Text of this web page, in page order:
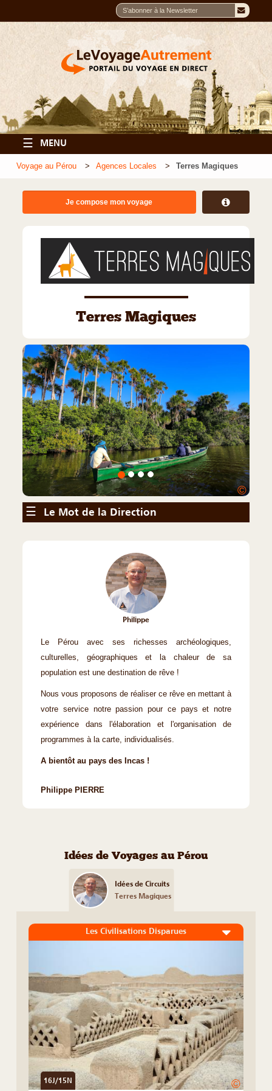
☰ MENU
Voyage au Pérou Agences Locales Terres Magiques
Je compose mon voyage
Terres Magiques
©
☰
Le Mot de la Direction
Philippe
Le Pérou avec ses richesses archéologiques,
culturelles, géographiques et la chaleur de sa
population est une destination de rêve !
Nous vous proposons de réaliser ce rêve en mettant à
votre service notre passion pour ce pays et notre
expérience dans l'élaboration et l'organisation de
programmes à la carte, individualisés.
A bientôt au pays des Incas !
Philippe PIERRE
Idées de Voyages au Pérou
Idées de Circuits
Terres Magiques
Les Civilisations Disparues
16J/15N ©